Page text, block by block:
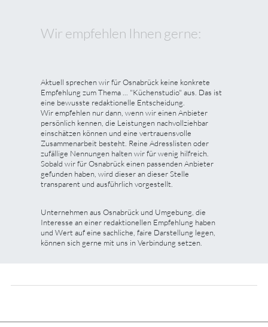
Wir empfehlen Ihnen gerne:
Aktuell sprechen wir für Osnabrück keine konkrete
Empfehlung zum Thema ... "Küchenstudio" aus. Das ist
eine bewusste redaktionelle Entscheidung.
Wir empfehlen nur dann, wenn wir einen Anbieter
persönlich kennen, die Leistungen nachvollziehbar
einschätzen können und eine vertrauensvolle
Zusammenarbeit besteht. Reine Adresslisten oder
zufällige Nennungen halten wir für wenig hilfreich.
Sobald wir für Osnabrück einen passenden Anbieter
gefunden haben, wird dieser an dieser Stelle
transparent und ausführlich vorgestellt.
Unternehmen aus Osnabrück und Umgebung, die
Interesse an einer redaktionellen Empfehlung haben
und Wert auf eine sachliche, faire Darstellung legen,
können sich gerne mit uns in Verbindung setzen.